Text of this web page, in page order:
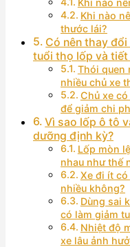
Khi nào
thước lái?
Có nên thay
tuổi thọ lốp và
Thói quen
nhiều chủ xe
Chủ xe
để giảm chi
Vì sao lốp ô tô
dưỡng định kỳ?
Lốp mòn
nhau như thế
Xe đi ít
nhiều không?
Dùng sai
có làm giảm
Nhiệt độ
xe lâu ảnh